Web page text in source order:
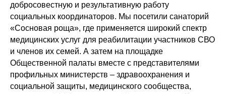
добросовестную и результативную работу
социальных координаторов. Мы посетили санаторий
«Сосновая роща», где применяется широкий спектр
медицинских услуг для реабилитации участников СВО
и членов их семей. А затем на площадке
Общественной палаты вместе с представителями
профильных министерств – здравоохранения и
социальной защиты, медицинского сообщества,